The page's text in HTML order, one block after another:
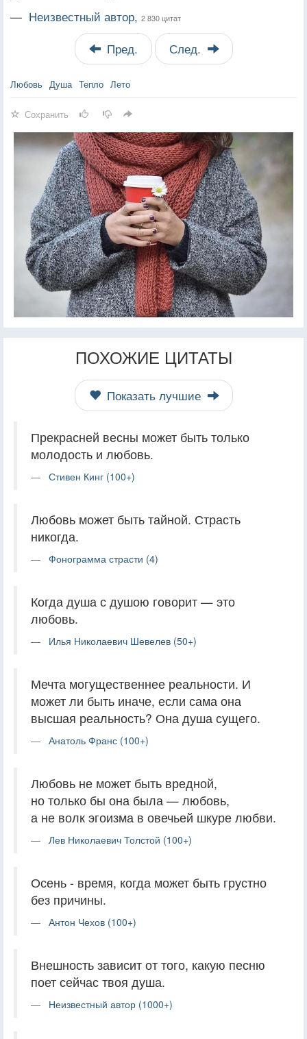
— Неизвестный автор, 2 830 цитат
Пред. След.
Любовь Душа Тепло Лето
Сохранить
ПОХОЖИЕ ЦИТАТЫ
Показать лучшие
Прекрасней весны может быть только
молодость и любовь.
Стивен Кинг (100+)
Любовь может быть тайной. Страсть
никогда.
Фонограмма страсти (4)
Когда душа с душою говорит — это
любовь.
Илья Николаевич Шевелев (50+)
Мечта могущественнее реальности. И
может ли быть иначе, если сама она
высшая реальность? Она душа сущего.
Анатоль Франс (100+)
Любовь не может быть вредной,
но только бы она была — любовь,
а не волк эгоизма в овечьей шкуре любви.
Лев Николаевич Толстой (100+)
Осень - время, когда может быть грустно
без причины.
Антон Чехов (100+)
Внешность зависит от того, какую песню
поет сейчас твоя душа.
Неизвестный автор (1000+)